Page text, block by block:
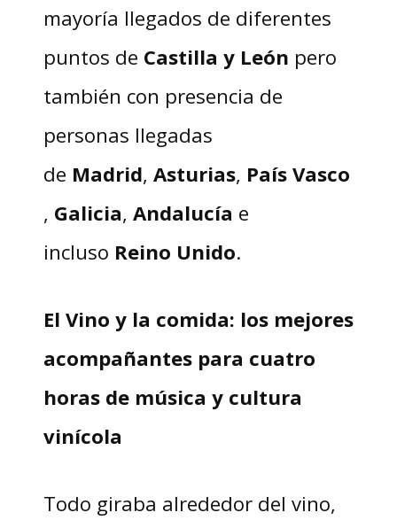
mayoría llegados de diferentes
puntos de Castilla y León pero
también con presencia de
personas llegadas
de Madrid, Asturias, País Vasco
, Galicia, Andalucía e
incluso Reino Unido.
El Vino y la comida: los mejores
acompañantes para cuatro
horas de música y cultura
vinícola
Todo giraba alrededor del vino,